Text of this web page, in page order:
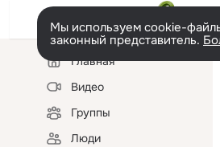
Мы используем cookie-
законный представитель.
Левая
колонкаГлавная
Видео
Группы
Люди